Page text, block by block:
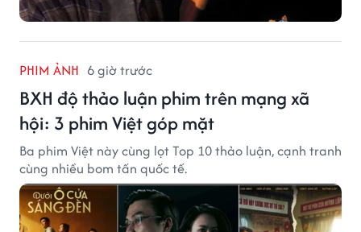
PHIM ẢNH 6 giờ trước
BXH độ thảo luận phim trên mạng xã
hội: 3 phim Việt góp mặt
Ba phim Việt này cùng lọt Top 10 thảo luận, cạnh tranh
cùng nhiều bom tấn quốc tế.